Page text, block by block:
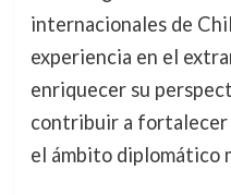
internacionales de
experiencia en el
enriquecer su
contribuir a fortalecer
el ámbito diplomático